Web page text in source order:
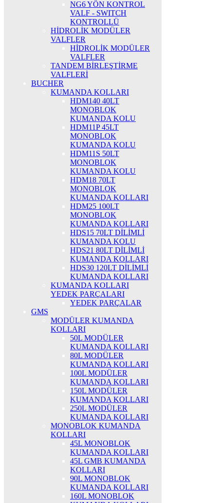
NG6 YÖN KONTROL
VALF - SWITCH
KONTROLLÜ
HİDROLİK MODÜLER
VALFLER
HİDROLİK MODÜLER
VALFLER
TANDEM BİRLEŞTİRME
VALFLERİ
BUCHER
KUMANDA KOLLARI
HDM140 40LT
MONOBLOK
KUMANDA KOLU
HDM11P 45LT
MONOBLOK
KUMANDA KOLU
HDM11S 50LT
MONOBLOK
KUMANDA KOLU
HDM18 70LT
MONOBLOK
KUMANDA KOLLARI
HDM25 100LT
MONOBLOK
KUMANDA KOLLARI
HDS15 70LT DİLİMLİ
KUMANDA KOLU
HDS21 80LT DİLİMLİ
KUMANDA KOLLARI
HDS30 120LT DİLİMLİ
KUMANDA KOLLARI
KUMANDA KOLLARI
YEDEK PARÇALARI
YEDEK PARÇALAR
GMS
MODÜLER KUMANDA
KOLLARI
50L MODÜLER
KUMANDA KOLLARI
80L MODÜLER
KUMANDA KOLLARI
100L MODÜLER
KUMANDA KOLLARI
150L MODÜLER
KUMANDA KOLLARI
250L MODÜLER
KUMANDA KOLLARI
MONOBLOK KUMANDA
KOLLARI
45L MONOBLOK
KUMANDA KOLLARI
45L GMB KUMANDA
KOLLARI
90L MONOBLOK
KUMANDA KOLLARI
160L MONOBLOK